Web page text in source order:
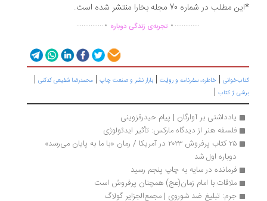
مطلب در شماره 70 مجله بخارا منتشر شده است.
................تجربه‌ی زندگی دوباره ...............
|خاطره، سفرنامه‌ و روایت|بازار نشر و صنعت چاپ|محمدرضا شفیعی کدکنی|
از کتاب|
یادداشتی بر آوارگان | پیام حیدرقزوینی
فلسفه هنر از دیدگاه مارکس: تأثیر ایدئولوژی
۲۵ کتاب پرفروش ۲۰۲۳ در آمریکا / رمان «با ما به پایان می‌رسد»
دوباره اول شد
فرمانده در سایه به چاپ پنجم رسید
ملاقات‌ با امام زمان(عج) ‌همچنان ‌پرفروش است
جرم: تبلیغ ضد شوروی | مجمع‌الجزایر گولاگ